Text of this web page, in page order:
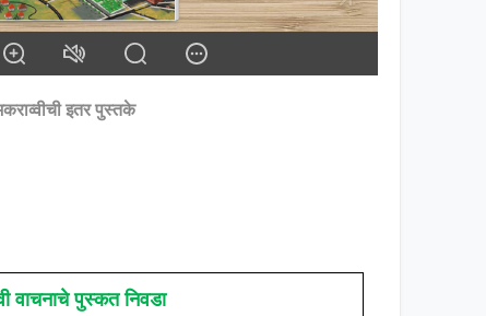
इतर पुस्तके
वाचनाचे पुस्कत निवडा